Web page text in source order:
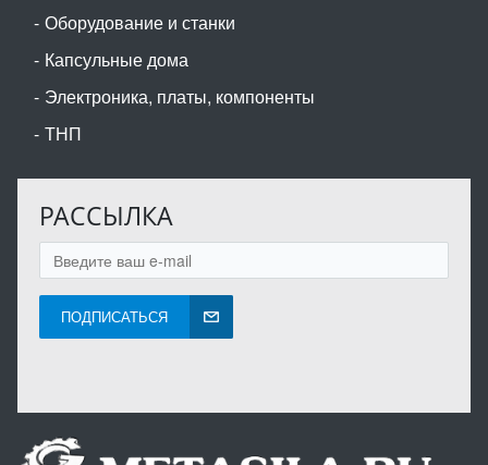
Оборудование и станки
Капсульные дома
Электроника, платы, компоненты
ТНП
РАССЫЛКА
ПОДПИСАТЬСЯ